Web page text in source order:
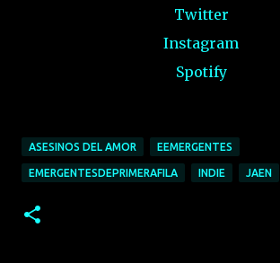
Twitter
Instagram
Spotify
ASESINOS DEL AMOR EEMERGENTES
EMERGENTESDEPRIMERAFILA INDIE JAEN